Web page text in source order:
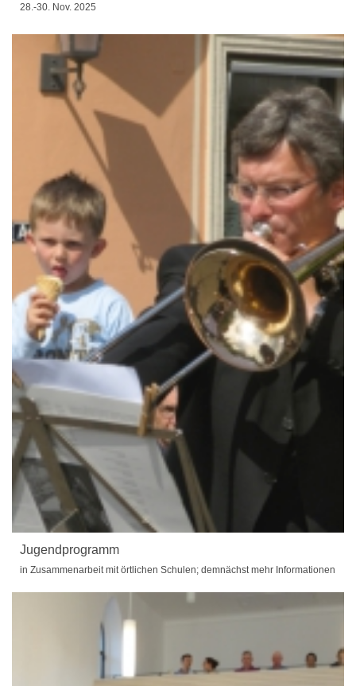
28.-30. Nov. 2025
Jugendprogramm
in Zusammenarbeit mit örtlichen Schulen; demnächst mehr Informationen